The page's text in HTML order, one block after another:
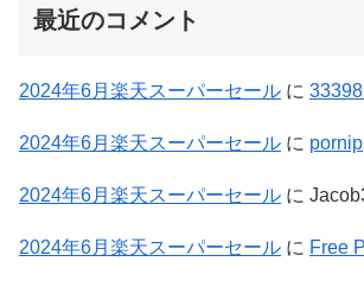
最近のコメント
2024年6月楽天スーパーセール に
2024年6月楽天スーパーセール に pornip
2024年6月楽天スーパーセール に
2024年6月楽天スーパーセール に Free